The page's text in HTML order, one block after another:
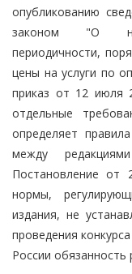
опубликованию
законом "О
периодичности,
цены на услуги по
приказ от 12 июля
отдельные
определяет
между
Постановление от
нормы,
издания, не
проведения
России обязанность